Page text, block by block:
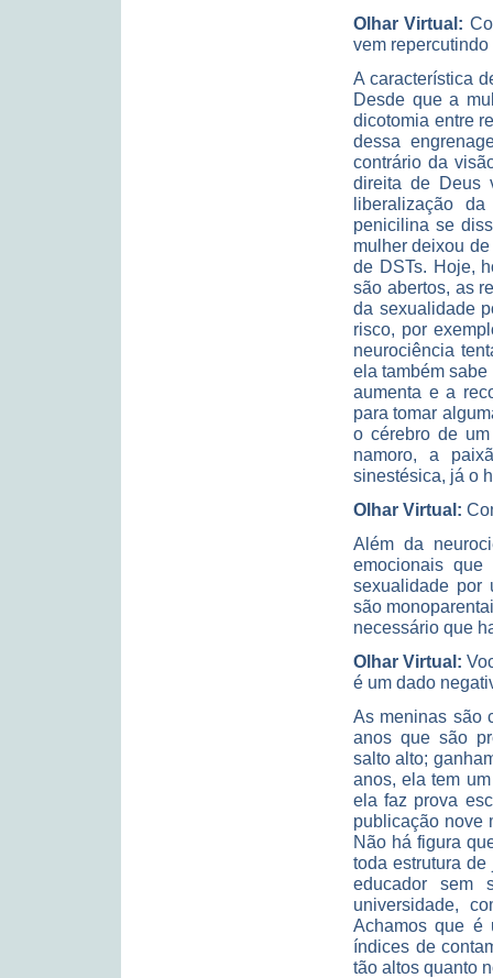
Olhar Virtual:
vem
A característica
Desde que a
dicotomia entre
dessa
contrário da
direita de Deus
liberalização
penicilina se
mulher deixou
de DSTs. Hoje,
são abertos, as
da sexualidade
risco, por
neurociência
ela também
aumenta e a
para tomar
o cérebro de
namoro, a
sinestésica, já o
Olhar Virtual:
Além da
emocionais que
sexualidade por
são
necessário que
Olhar Virtual:
é um dado
As meninas são
anos que são
salto alto;
anos, ela tem
ela faz prova
publicação nove
Não há figura
toda estrutura
educador sem
universidade,
Achamos que é
índices de
tão altos quanto